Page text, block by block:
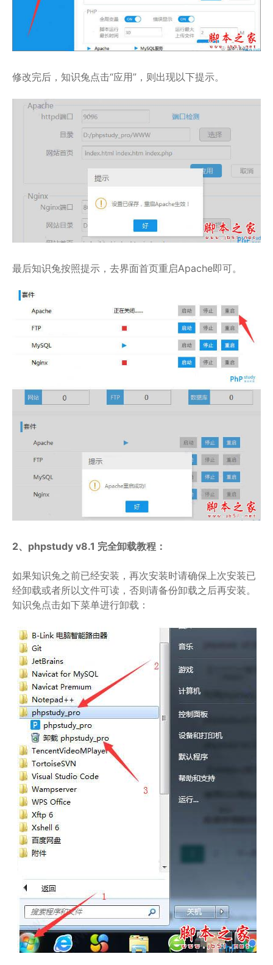
修改完后，知识兔点击“应用”，则出现以下提示。
最后知识兔按照提示，去界面首页重启Apache即可。
2、phpstudy v8.1 完全卸载教程：
如果知识兔之前已经安装，再次安装时请确保上次安装已
经卸载或者所以文件可读，否则请备份卸载之后再安装。
知识兔点击如下菜单进行卸载：